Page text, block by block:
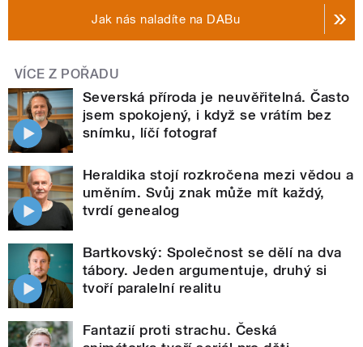
Jak nás naladíte na DABu
VÍCE Z POŘADU
Severská příroda je neuvěřitelná. Často
jsem spokojený, i když se vrátím bez
snímku, líčí fotograf
Heraldika stojí rozkročena mezi vědou a
uměním. Svůj znak může mít každý,
tvrdí genealog
Bartkovský: Společnost se dělí na dva
tábory. Jeden argumentuje, druhý si
tvoří paralelní realitu
Fantazií proti strachu. Česká